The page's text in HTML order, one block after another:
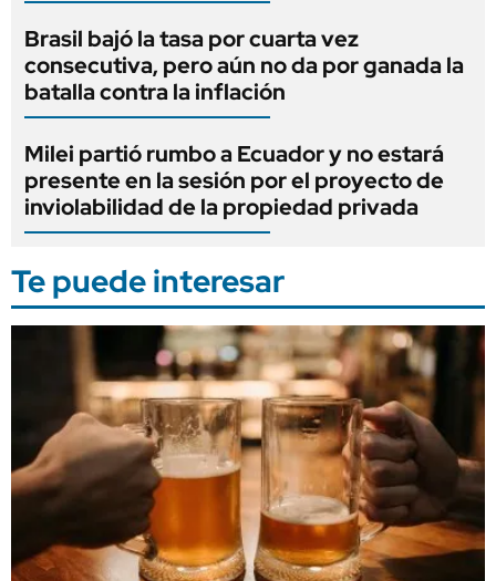
Brasil bajó la tasa por cuarta vez
consecutiva, pero aún no da por ganada la
batalla contra la inflación
Milei partió rumbo a Ecuador y no estará
presente en la sesión por el proyecto de
inviolabilidad de la propiedad privada
Te puede interesar